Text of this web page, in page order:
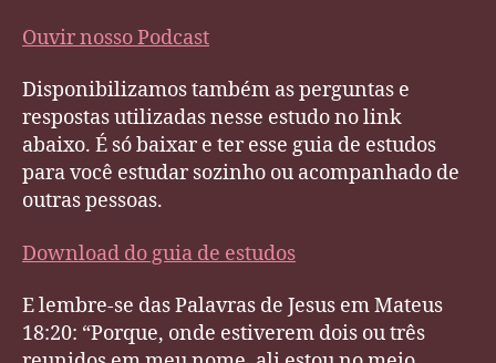
Ouvir nosso Podcast
Disponibilizamos também as perguntas e
respostas utilizadas nesse estudo no link
abaixo. É só baixar e ter esse guia de estudos
para você estudar sozinho ou acompanhado de
outras pessoas.
Download do guia de estudos
E lembre-se das Palavras de Jesus em Mateus
18:20: “Porque, onde estiverem dois ou três